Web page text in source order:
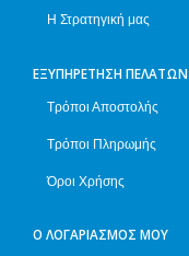
Η Στρατηγική μας
ΕΞΥΠΗΡΈΤΗΣΗ ΠΕΛΑΤΏΝ
Τρόποι Αποστολής
Τρόποι Πληρωμής
Όροι Χρήσης
Ο ΛΟΓΑΡΙΑΣΜΌΣ ΜΟΥ